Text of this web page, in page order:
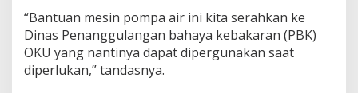
“Bantuan mesin pompa air ini kita serahkan ke
Dinas Penanggulangan bahaya kebakaran (PBK)
OKU yang nantinya dapat dipergunakan saat
diperlukan,” tandasnya.